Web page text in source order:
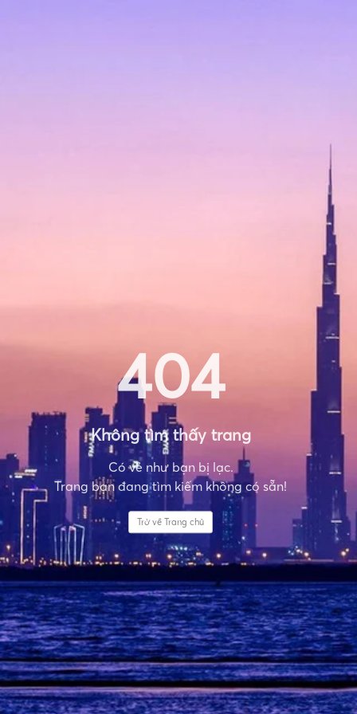
404
Không tìm thấy trang
Có vẻ như bạn bị lạc.
Trang bạn đang tìm kiếm không có sẵn!
Trở về Trang chủ